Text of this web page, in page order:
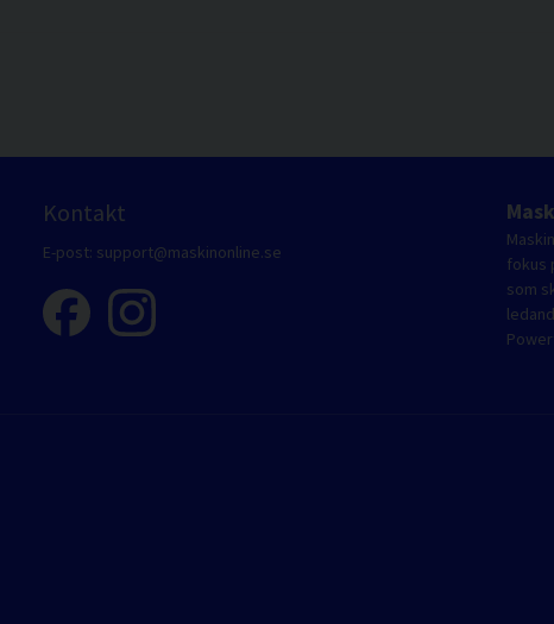
Kontakt
E-post: support@maskinonline.se
fokus
som